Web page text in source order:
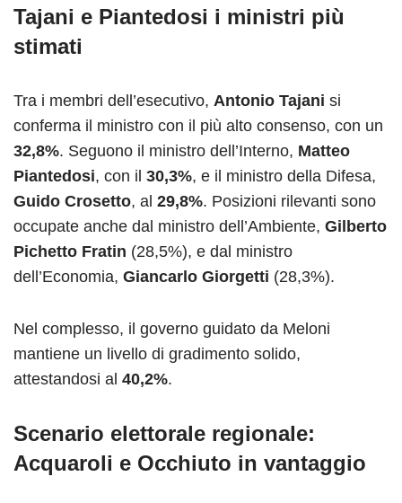
Tajani e Piantedosi i ministri più
stimati
Tra i membri dell’esecutivo, Antonio Tajani si
conferma il ministro con il più alto consenso, con un
32,8%. Seguono il ministro dell’Interno, Matteo
Piantedosi, con il 30,3%, e il ministro della Difesa,
Guido Crosetto, al 29,8%. Posizioni rilevanti sono
occupate anche dal ministro dell’Ambiente, Gilberto
Pichetto Fratin (28,5%), e dal ministro
dell’Economia, Giancarlo Giorgetti (28,3%).
Nel complesso, il governo guidato da Meloni
mantiene un livello di gradimento solido,
attestandosi al 40,2%.
Scenario elettorale regionale:
Acquaroli e Occhiuto in vantaggio